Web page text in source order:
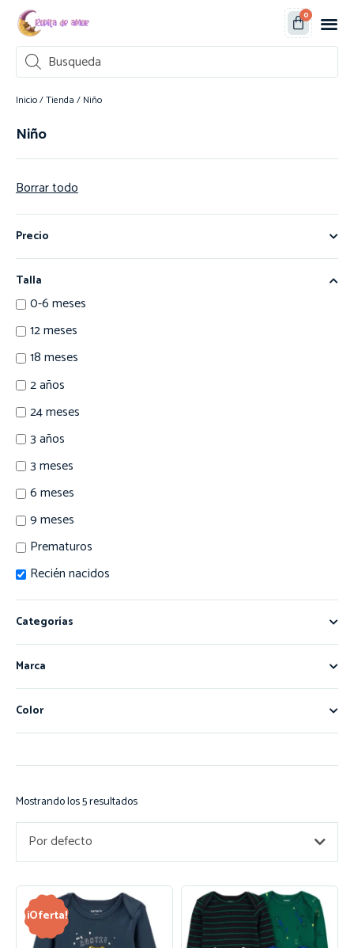
0
Inicio/Tienda / Niño
Niño
Borrar todo
Precio
Talla
0-6 meses
12 meses
18 meses
2 años
24 meses
3 años
3 meses
6 meses
9 meses
Prematuros
Recién nacidos
Categorías
Marca
Color
Mostrando los 5 resultados
Por defecto
¡Oferta!